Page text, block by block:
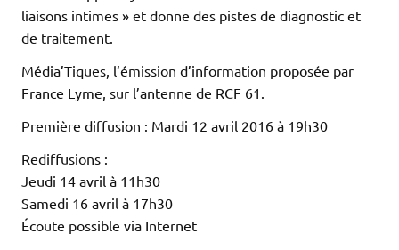
liaisons intimes » et donne des pistes de diagnostic et
de traitement.
Média’Tiques, l’émission d’information proposée par
France Lyme, sur l’antenne de RCF 61.
Première diffusion : Mardi 12 avril 2016 à 19h30
Rediffusions :
Jeudi 14 avril à 11h30
Samedi 16 avril à 17h30
Écoute possible via Internet